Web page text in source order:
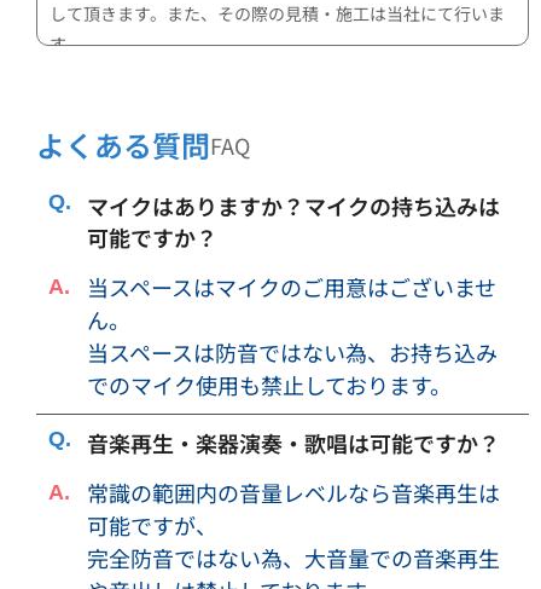
して頂きます。また、その際の見積・施工は当社にて行いま
す。
当社または第三者に損害が生じた場合は、損害の賠償をして
頂きます。
・上記記載の行為やその他行為により、以降の会議室利用者
への返金対応等の損害が弊社に生じた場合、損害の賠償をし
て頂きます。
・収容可能人数以上のご利用はできません。
・会議室内で宿泊することはできません。
・利用内容・形態によっては、当社の判断により、利用をお
断りし、または利用を中止して頂く場合がございます。その
・必要に応じて予約申込者、利用者等のご本人確認に関する
をお断りする場合もありますので、予めご了承ください。
・防犯上の目的で、防犯カメラを設置させて頂いておりま
よくある質問FAQ
マイクはありますか？マイクの持ち込みは
可能ですか？
当スペースはマイクのご用意はございませ
ん。
当スペースは防音ではない為、お持ち込み
でのマイク使用も禁止しております。
音楽再生・楽器演奏・歌唱は可能ですか？
常識の範囲内の音量レベルなら音楽再生は
可能ですが、
完全防音ではない為、大音量での音楽再生